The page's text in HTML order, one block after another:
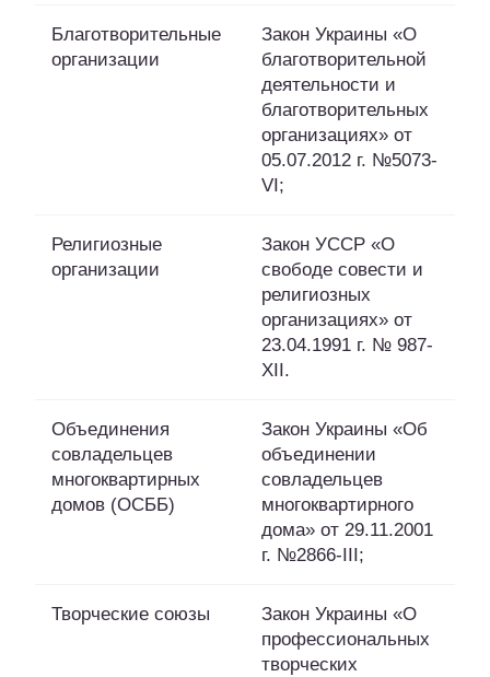
Благотворительные
организации
Закон Украины «О
благотворительной
деятельности и
благотворительных
организациях» от
05.07.2012 г. №5073-
VI;
Религиозные
организации
Закон УССР «О
свободе совести и
религиозных
организациях» от
23.04.1991 г. № 987-
XII.
Объединения
совладельцев
многоквартирных
домов (ОСББ)
Закон Украины «Об
объединении
совладельцев
многоквартирного
дома» от 29.11.2001
г. №2866-III;
Творческие союзы
Закон Украины «О
профессиональных
творческих